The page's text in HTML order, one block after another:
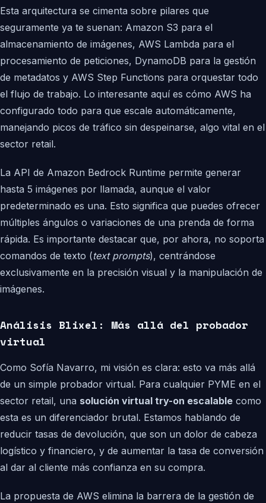
Esta arquitectura se cimenta sobre pilares que
seguramente ya te suenan: Amazon S3 para el
almacenamiento de imágenes, AWS Lambda para el
procesamiento de peticiones, DynamoDB para la gestión
de metadatos y AWS Step Functions para orquestar todo
el flujo de trabajo. Lo interesante aquí es cómo AWS ha
configurado todo para que escale automáticamente,
manejando picos de tráfico sin despeinarse, algo vital en el
sector retail.
La API de Amazon Bedrock Runtime permite generar
hasta 5 imágenes por llamada, aunque el valor
predeterminado es una. Esto significa que puedes ofrecer
múltiples ángulos o variaciones de una prenda de forma
rápida. Es importante destacar que, por ahora, no soporta
comandos de texto (text prompts), centrándose
exclusivamente en la precisión visual y la manipulación de
imágenes.
Análisis Blixel: Más allá del probador
virtual
Como Sofía Navarro, mi visión es clara: esto va más allá
de un simple probador virtual. Para cualquier PYME en el
sector retail, una solución virtual try-on escalable como
esta es un diferenciador brutal. Estamos hablando de
reducir tasas de devolución, que son un dolor de cabeza
logístico y financiero, y de aumentar la tasa de conversión
al dar al cliente más confianza en su compra.
La propuesta de AWS elimina la barrera de la gestión de